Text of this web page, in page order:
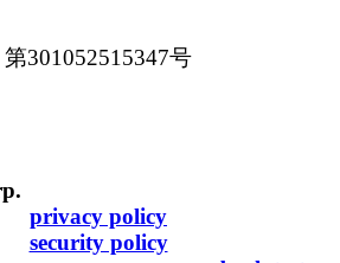
301052515347号
privacy policy
security policy